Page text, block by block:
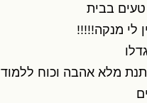
בבית
לי מנקה!!!!!
מלא אהבה וכוח ללמוד